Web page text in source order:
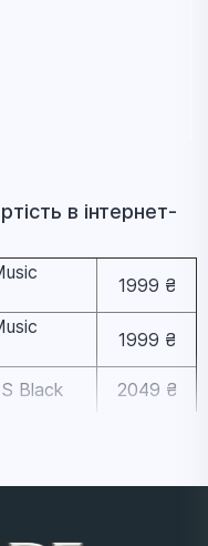
в інтернет-
1999 ₴
1999 ₴
Black 2049 ₴
Black
Black
2849 ₴